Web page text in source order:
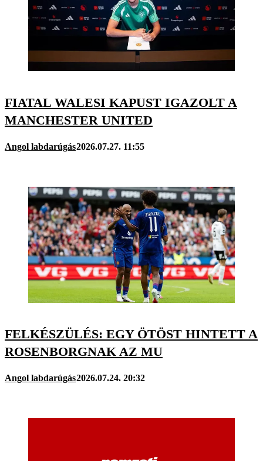
FIATAL WALESI KAPUST IGAZOLT A
MANCHESTER UNITED
Angol labdarúgás2026.07.27. 11:55
FELKÉSZÜLÉS: EGY ÖTÖST HINTETT A
ROSENBORGNAK AZ MU
Angol labdarúgás2026.07.24. 20:32